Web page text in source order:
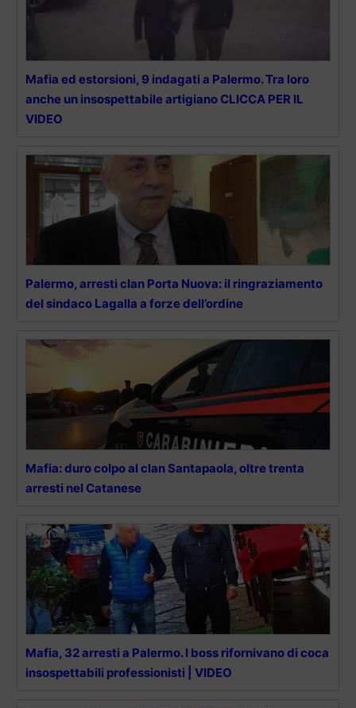
Mafia ed estorsioni, 9 indagati a Palermo. Tra loro
anche un insospettabile artigiano CLICCA PER IL
VIDEO
Palermo, arresti clan Porta Nuova: il ringraziamento
del sindaco Lagalla a forze dell’ordine
Mafia: duro colpo al clan Santapaola, oltre trenta
arresti nel Catanese
Mafia, 32 arresti a Palermo. I boss rifornivano di coca
insospettabili professionisti | VIDEO